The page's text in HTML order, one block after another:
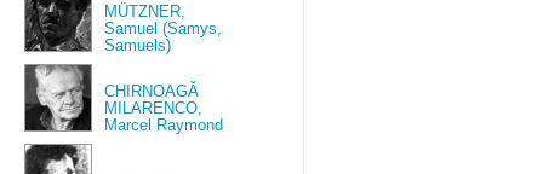
MÜTZNER,
Samuel (Samys,
Samuels)
CHIRNOAGĂ
MILARENCO,
Marcel Raymond